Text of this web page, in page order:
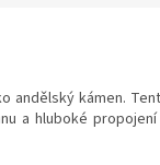
andělský kámen.
a hluboké